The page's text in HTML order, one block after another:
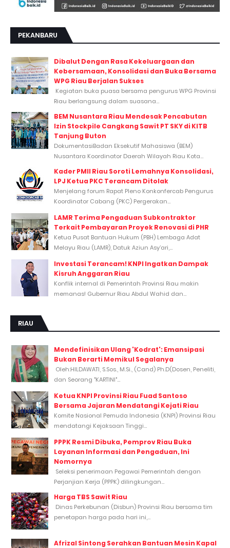
PEKANBARU
Dibalut Dengan Rasa Kekeluargaan dan
Kebersamaan, Konsolidasi dan Buka Bersama
WPG Riau Berjalan Sukses
Kegiatan buka puasa bersama pengurus WPG Provinsi
Riau berlangsung dalam suasana...
BEM Nusantara Riau Mendesak Pencabutan
Izin Stockpile Cangkang Sawit PT SKY di KITB
Tanjung Buton
DokumentasiBadan Eksekutif Mahasiswa (BEM)
Nusantara Koordinator Daerah Wilayah Riau Kota...
Kader PMII Riau Soroti Lemahnya Konsolidasi,
LPJ Ketua PKC Terancam Ditolak
Menjelang forum Rapat Pleno Konkonfercab Pengurus
Koordinator Cabang (PKC) Pergerakan...
LAMR Terima Pengaduan Subkontraktor
Terkait Pembayaran Proyek Renovasi di PHR
Ketua Pusat Bantuan Hukum (PBH) Lembaga Adat
Melayu Riau (LAMR), Datuk Aziun Asy’ari,...
Investasi Terancam! KNPI Ingatkan Dampak
Kisruh Anggaran Riau
Konflik internal di Pemerintah Provinsi Riau makin
memanas! Gubernur Riau Abdul Wahid dan...
RIAU
Mendefinisikan Ulang 'Kodrat': Emansipasi
Bukan Berarti Memikul Segalanya
Oleh:HILDAWATI, S.Sos., M.Si., (Cand) Ph.D(Dosen, Peneliti,
dan Seorang "KARTINI"...
Ketua KNPI Provinsi Riau Fuad Santoso
Bersama Jajaran Mendatangi Kejati Riau
Komite Nasional Pemuda Indonesia (KNPI) Provinsi Riau
mendatangi Kejaksaan Tinggi...
PPPK Resmi Dibuka, Pemprov Riau Buka
Layanan Informasi dan Pengaduan, Ini
Nomornya
Seleksi penerimaan Pegawai Pemerintah dengan
Perjanjian Kerja (PPPK) dilingkungan...
Harga TBS Sawit Riau
Dinas Perkebunan (Disbun) Provinsi Riau bersama tim
penetapan harga pada hari ini,...
Afrizal Sintong Serahkan Bantuan Mesin Kapal